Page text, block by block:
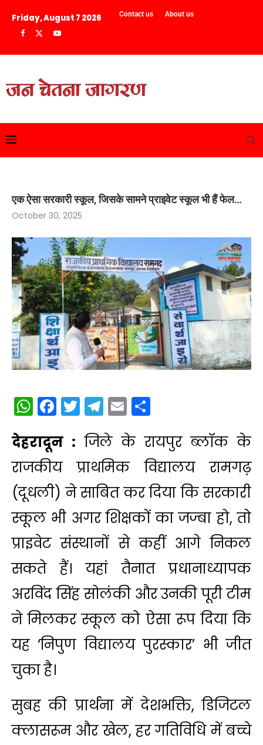
Friday, August 7 2026 Contact us About us
एक ऐसा सरकारी स्कूल, जिसके सामने प्राइवेट स्कूल भी हैं फेल…
October 30, 2025
WhatsApp
Facebook
Twitter
Telegram
Email
देहरादून : जिले के रायपुर ब्लॉक के
राजकीय प्राथमिक विद्यालय रामगढ़
(दूधली) ने साबित कर दिया कि सरकारी
स्कूल भी अगर शिक्षकों का जज्बा हो, तो
प्राइवेट संस्थानों से कहीं आगे निकल
सकते हैं। यहां तैनात प्रधानाध्यापक
अरविंद सिंह सोलंकी और उनकी पूरी टीम
ने मिलकर स्कूल को ऐसा रूप दिया कि
यह ‘निपुण विद्यालय पुरस्कार’ भी जीत
चुका है।
सुबह की प्रार्थना में देशभक्ति, डिजिटल
क्लासरूम और खेल, हर गतिविधि में बच्चे